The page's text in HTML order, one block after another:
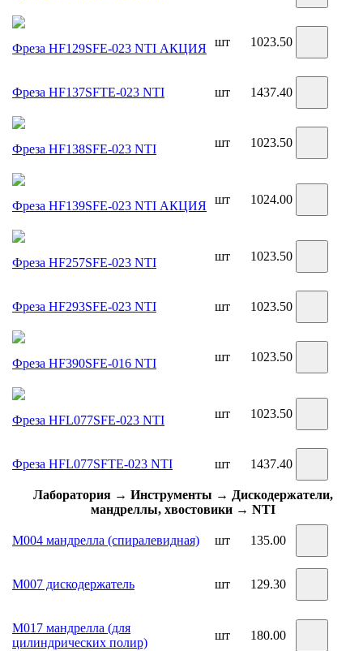
Фреза HF129SFE-023 NTI АКЦИЯ шт 1023.50
Фреза HF137SFTE-023 NTI шт 1437.40
Фреза HF138SFE-023 NTI шт 1023.50
Фреза HF139SFE-023 NTI АКЦИЯ шт 1024.00
Фреза HF257SFE-023 NTI шт 1023.50
Фреза HF293SFE-023 NTI шт 1023.50
Фреза HF390SFE-016 NTI шт 1023.50
Фреза HFL077SFE-023 NTI шт 1023.50
Фреза HFL077SFTE-023 NTI шт 1437.40
Лаборатория → Инструменты → Дискодержатели,
мандреллы, хвостовики → NTI
М004 мандрелла (спиралевидная) шт 135.00
М007 дискодержатель шт 129.30
М017 мандрелла (для
цилиндрических полир)
шт 180.00